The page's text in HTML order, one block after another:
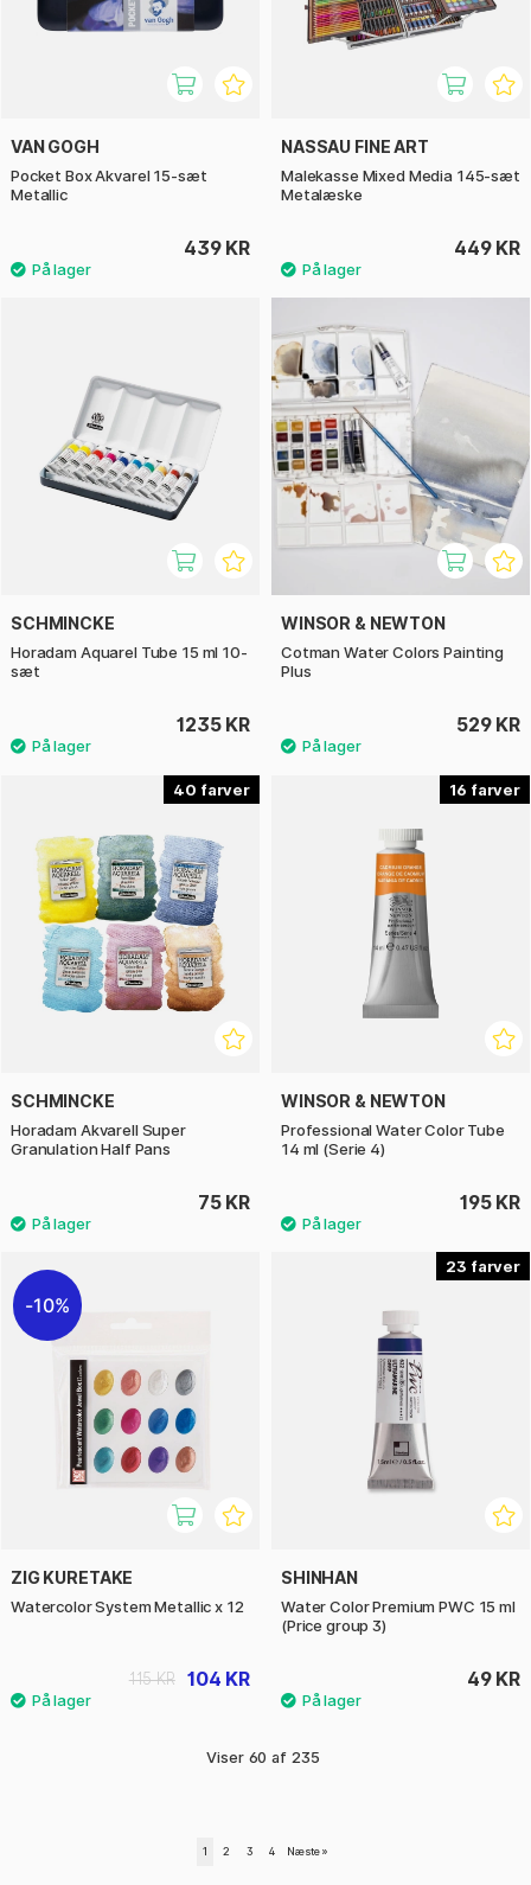
VAN GOGH
Pocket Box Akvarel 15-sæt
Metallic
439 KR
NASSAU FINE ART
Malekasse Mixed Media 145-sæt
Metalæske
449 KR
SCHMINCKE
Horadam Aquarel Tube 15 ml 10-
sæt
1235 KR
WINSOR & NEWTON
Cotman Water Colors Painting
Plus
529 KR
40
SCHMINCKE
Horadam Akvarell Super
Granulation Half Pans
75 KR
16
WINSOR & NEWTON
Professional Water Color Tube
14 ml (Serie 4)
195 KR
10%
ZIG KURETAKE
Watercolor System Metallic x 12
104 KR
115 KR
23
SHINHAN
Water Color Premium PWC 15 ml
(Price group 3)
49 KR
Viser 60 af 235
1 2 3 4 Næste »